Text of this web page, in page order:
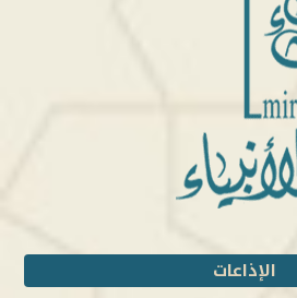
الإذاعات